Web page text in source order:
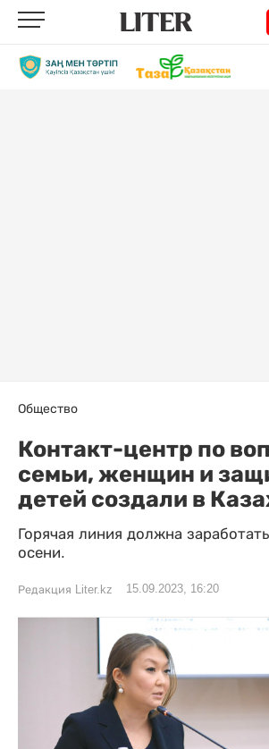
Общество
Контакт-центр по
семьи, женщин и
детей создали в
Горячая линия должна
осени.
Редакция Liter.kz 15.09.2023, 16:20